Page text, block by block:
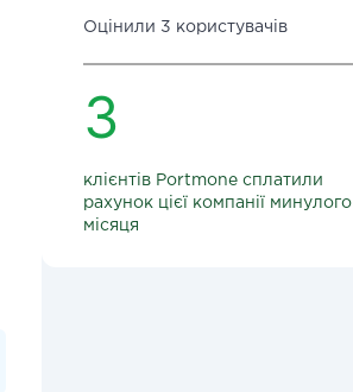
Оцінили 3 користувачів
3
клієнтів Portmone сплатили
рахунок цієї компанії минулого
місяця